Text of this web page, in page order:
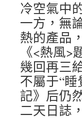
冷空氣中
一方，無
熱的產品
《<熱風
幾回再三
不屬于“
記》后仍
二天日誌